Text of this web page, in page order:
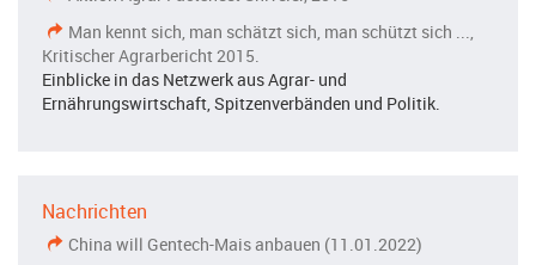
Man kennt sich, man schätzt sich, man schützt sich ...,
Kritischer Agrarbericht 2015.
Einblicke in das Netzwerk aus Agrar- und
Ernährungswirtschaft, Spitzenverbänden und Politik.
Nachrichten
China will Gentech-Mais anbauen (11.01.2022)